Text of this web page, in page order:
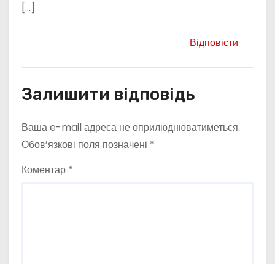
[…]
Відповісти
Залишити відповідь
Ваша e-mail адреса не оприлюднюватиметься.
Обов’язкові поля позначені *
Коментар *